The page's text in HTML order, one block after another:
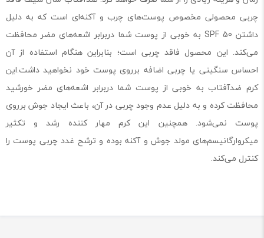
چربی محصولی مخصوص پوست‌های چرب و آکنه‌ای است که به دلیل
داشتن SPF 50 به خوبی از پوست شما دربرابر اشعه‌های مضر محافظت
می‌کند. این محصول فاقد چربی است؛ بنابراین هنگام استفاده از آن
احساس سنگینی یا چربی اضافه برروی پوست خود نخواهید داشت.این
کرم ضدآفتاب به خوبی از پوست شما دربرابر اشعه‌های مضر خورشید
محافظت کرده و به دلیل عدم وجود چربی در آن، باعث ایجاد جوش برروی
پوست نمی‌شود. همچنین این کرم مهار کننده رشد و تکثیر
میکروارگانیسم‌های مولد جوش و آکنه بوده و ترشح غدد چربی پوست را
کنترل می‌کند.